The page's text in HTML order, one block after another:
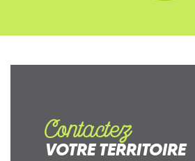
Contactez
VOTRE TERRITOIRE